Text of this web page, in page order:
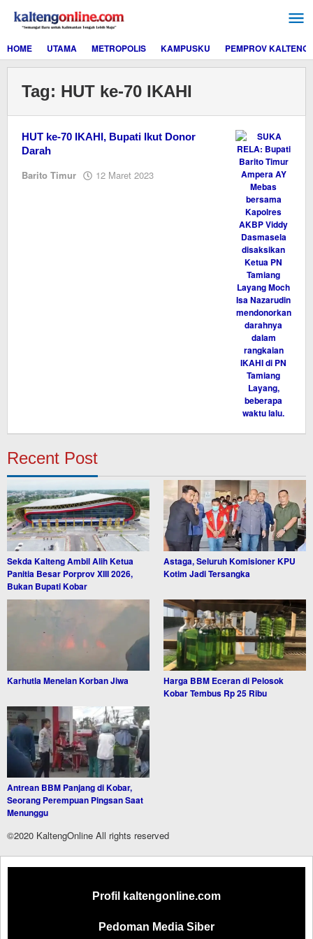
konten
HOME
UTAMA METROPOLIS KAMPUSKU PEMPROV KALTENG
Tag: HUT ke-70 IKAHI
HUT ke-70 IKAHI, Bupati Ikut Donor
Darah
Barito Timur 12 Maret 2023
Recent Post
Sekda Kalteng Ambil Alih Ketua
Panitia Besar Porprov XIII 2026,
Bukan Bupati Kobar
Astaga, Seluruh Komisioner KPU
Kotim Jadi Tersangka
Karhutla Menelan Korban Jiwa
Harga BBM Eceran di Pelosok
Kobar Tembus Rp 25 Ribu
Antrean BBM Panjang di Kobar,
Seorang Perempuan Pingsan Saat
Menunggu
©2020 KaltengOnline All rights reserved
Profil kaltengonline.com
Pedoman Media Siber